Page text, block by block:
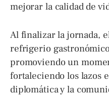
mejorar la calidad de
Al finalizar la jornada,
refrigerio
promoviendo un
fortaleciendo los lazos
diplomática y la